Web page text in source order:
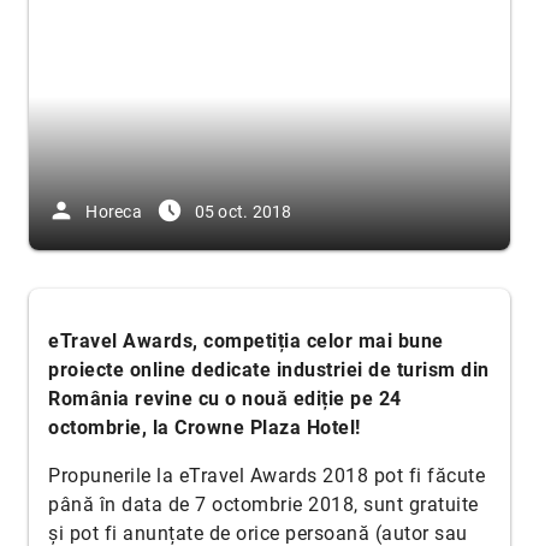
person Horeca access_time_filled 05 oct. 2018
eTravel Awards, competiția celor mai bune
proiecte online dedicate industriei de turism din
România revine cu o nouă ediție pe 24
octombrie, la Crowne Plaza Hotel!
Propunerile la eTravel Awards 2018 pot fi făcute
până în data de 7 octombrie 2018, sunt gratuite
și pot fi anunțate de orice persoană (autor sau